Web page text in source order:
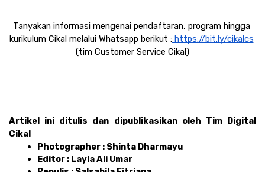
Tanyakan informasi mengenai pendaftaran, program hingga
kurikulum Cikal melalui Whatsapp berikut : https://bit.ly/cikalcs
(tim Customer Service Cikal)
Artikel ini ditulis dan dipublikasikan oleh Tim Digital
Cikal
Photographer : Shinta Dharmayu
Editor : Layla Ali Umar